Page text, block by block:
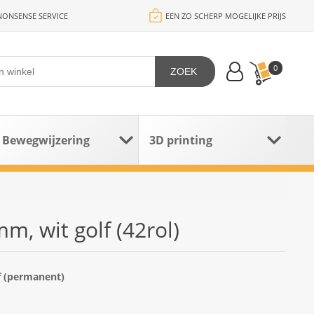
SERVICE EEN ZO SCHERP MOGELIJKE PRIJS
0
ZOEK
Bewegwijzering 3D printing
wit golf (42rol)
(permanent)